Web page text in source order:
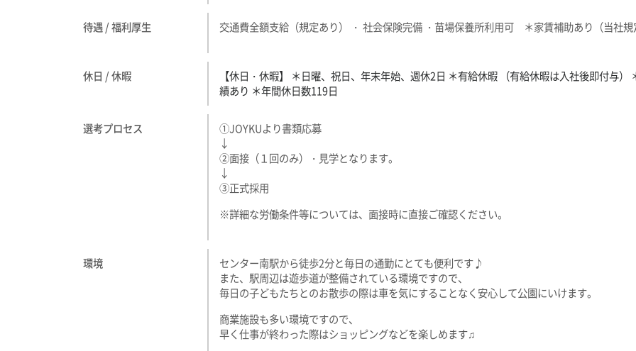
待遇 / 福利厚生 交通費全額支給（規定あり） ・ 社会保険完備 ・苗場保養所利用可 ＊家賃補助あり（当社
休日 / 休暇
【休日・休暇】 ＊日曜、祝日、年末年始、週休2日 ＊有給休暇 （有給休暇は入社後即付与
績あり ＊年間休日数119日
選考プロセス
①JOYKUより書類応募
↓
②面接（１回のみ）・見学となります。
↓
③正式採用
※詳細な労働条件等については、面接時に直接ご確認ください。
環境
センター南駅から徒歩2分と毎日の通勤にとても便利です♪
また、駅周辺は遊歩道が整備されている環境ですので、
毎日の子どもたちとのお散歩の際は車を気にすることなく安心して公園にいけます。
商業施設も多い環境ですので、
早く仕事が終わった際はショッピングなどを楽しめます♫